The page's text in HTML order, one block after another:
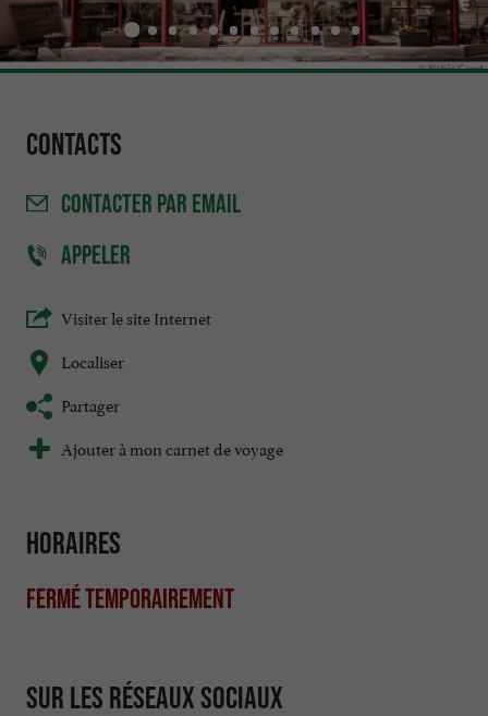
Contacts
CONTACTER PAR EMAIL
APPELER
Visiter le site Internet
Localiser
Partager
Ajouter à mon carnet de voyage
Horaires
Fermé temporairement
Sur les réseaux sociaux